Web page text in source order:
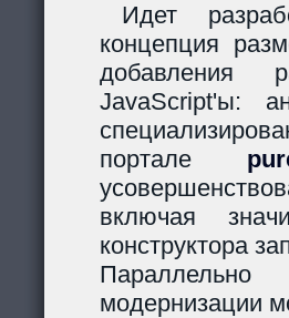
Идет
концепция
добавления
JavaScript'ы:
портале
включая
конструктора
модернизации